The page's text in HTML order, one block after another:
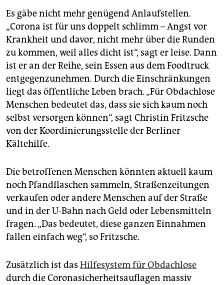
Es gäbe nicht mehr genügend Anlaufstellen.
„Corona ist für uns doppelt schlimm – Angst vor
Krankheit und davor, nicht mehr über die Runden
zu kommen, weil alles dicht ist“, sagt er leise. Dann
ist er an der Reihe, sein Essen aus dem Foodtruck
entgegenzunehmen. Durch die Einschränkungen
liegt das öffentliche Leben brach. „Für Obdachlose
Menschen bedeutet das, dass sie sich kaum noch
selbst versorgen können“, sagt Christin Fritzsche
von der Koordinierungsstelle der Berliner
Kältehilfe.
Die betroffenen Menschen könnten aktuell kaum
noch Pfandflaschen sammeln, Straßenzeitungen
verkaufen oder andere Menschen auf der Straße
und in der U-Bahn nach Geld oder Lebensmitteln
fragen. „Das bedeutet, diese ganzen Einnahmen
fallen einfach weg“, so Fritzsche.
Zusätzlich ist das Hilfesystem für Obdachlose
durch die Coronasicherheitsauflagen massiv